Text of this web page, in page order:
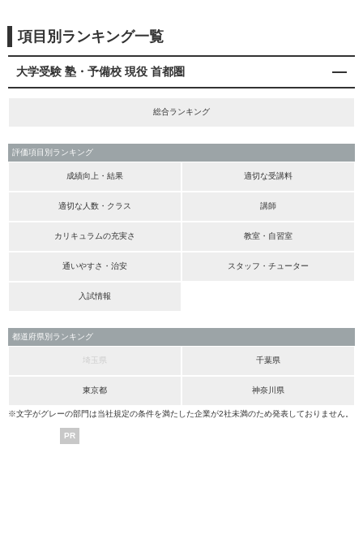
項目別ランキング一覧
大学受験 塾・予備校 現役 首都圏
総合ランキング
評価項目別ランキング
成績向上・結果 適切な受講料
適切な人数・クラス 講師
カリキュラムの充実さ 教室・自習室
通いやすさ・治安 スタッフ・チューター
入試情報
都道府県別ランキング
埼玉県 千葉県
東京都 神奈川県
※文字がグレーの部門は当社規定の条件を満たした企業が2社未満のため発表しておりません。
PR